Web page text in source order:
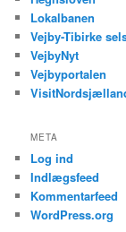
Lokalbanen
Vejby-Tibirke
VejbyNyt
Vejbyportalen
META
Log ind
Indlægsfeed
Kommentarfeed
WordPress.org